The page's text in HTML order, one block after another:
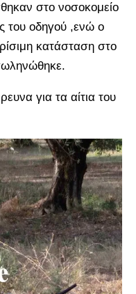
στο νοσοκομείο
του οδηγού ,ενώ ο
κατάσταση στο
για τα αίτια του